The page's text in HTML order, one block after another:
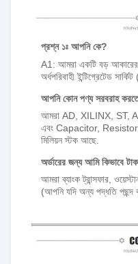
প্রশ্ন ১ঃ আপনি কে?
A1: আমরা একটি বড় আকারের
অর্ধপরিবাহী ইন্টিগ্রেটেড
আপনি কোন পণ্য সরবরাহ
আমরা AD, XILINX, ST,
এবং Capacitor,
মিলিয়ন স্টক আছে.
অর্ডারের জন্য আমি কিভাবে
আমরা ব্যাংক ট্রান্সফার,
(আপনি যদি অন্য পদ্ধতি